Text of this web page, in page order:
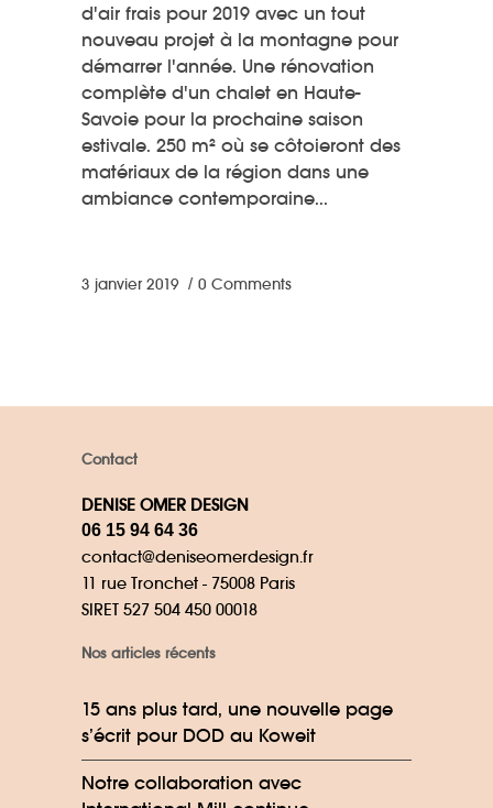
d'air frais pour 2019 avec un tout
nouveau projet à la montagne pour
démarrer l'année. Une rénovation
complète d'un chalet en Haute-
Savoie pour la prochaine saison
estivale. 250 m² où se côtoieront des
matériaux de la région dans une
ambiance contemporaine
3 janvier 2019 0 Comments
Contact
DENISE OMER DESIGN
06 15 94 64 36
contact@deniseomerdesign.fr
11 rue Tronchet - 75008 Paris
SIRET 527 504 450 00018
Nos articles récents
15 ans plus tard, une nouvelle page
s’écrit pour DOD au Koweit
Notre collaboration avec